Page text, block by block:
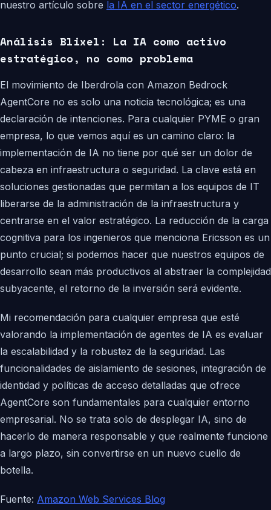
nuestro artículo sobre la IA en el sector energético.
Análisis Blixel: La IA como activo
estratégico, no como problema
El movimiento de Iberdrola con Amazon Bedrock
AgentCore no es solo una noticia tecnológica; es una
declaración de intenciones. Para cualquier PYME o gran
empresa, lo que vemos aquí es un camino claro: la
implementación de IA no tiene por qué ser un dolor de
cabeza en infraestructura o seguridad. La clave está en
soluciones gestionadas que permitan a los equipos de IT
liberarse de la administración de la infraestructura y
centrarse en el valor estratégico. La reducción de la carga
cognitiva para los ingenieros que menciona Ericsson es un
punto crucial; si podemos hacer que nuestros equipos de
desarrollo sean más productivos al abstraer la complejidad
subyacente, el retorno de la inversión será evidente.
Mi recomendación para cualquier empresa que esté
valorando la implementación de agentes de IA es evaluar
la escalabilidad y la robustez de la seguridad. Las
funcionalidades de aislamiento de sesiones, integración de
identidad y políticas de acceso detalladas que ofrece
AgentCore son fundamentales para cualquier entorno
empresarial. No se trata solo de desplegar IA, sino de
hacerlo de manera responsable y que realmente funcione
a largo plazo, sin convertirse en un nuevo cuello de
botella.
Fuente: Amazon Web Services Blog